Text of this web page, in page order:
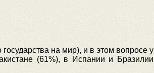
на мир), и в этом вопросе у
(61%), в Испании и Бразилии